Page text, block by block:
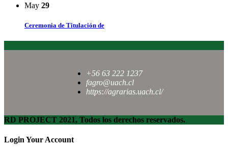
May 29
Ceremonia de Titulación de
+56 63 222 1237
fagro@uach.cl
https://agrarias.uach.cl/
RD PROJECT 2021, Todos los derechos reservados.
Login Your Account